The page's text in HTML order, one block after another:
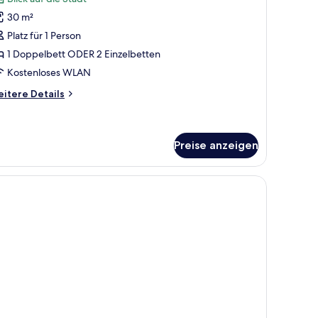
30 m²
Platz für 1 Person
1 Doppelbett ODER 2 Einzelbetten
Kostenloses WLAN
Details
Preise anzeigen